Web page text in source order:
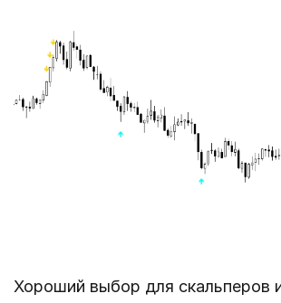
Хороший выбор для скальперов